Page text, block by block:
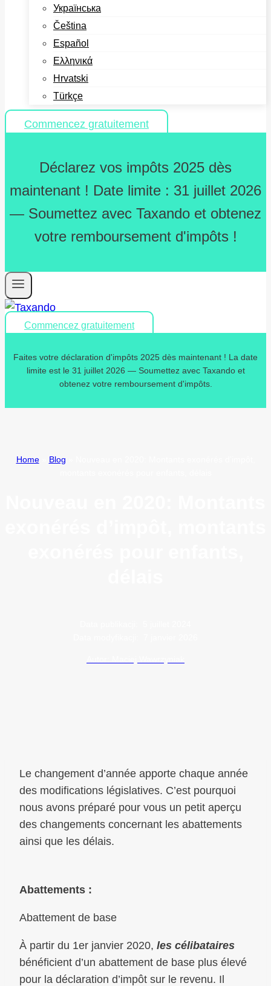
Українська
Čeština
Español
Ελληνικά
Hrvatski
Türkçe
Commencez gratuitement
Déclarez vos impôts 2025 dès
maintenant ! Date limite : 31 juillet 2026
— Soumettez avec Taxando et obtenez
votre remboursement d'impôts !
Commencez gratuitement
Faites votre déclaration d'impôts 2025 dès maintenant ! La date
limite est le 31 juillet 2026 — Soumettez avec Taxando et
obtenez votre remboursement d'impôts.
Home» Blog
Le changement d’année apporte chaque année
des modifications législatives. C’est pourquoi
nous avons préparé pour vous un petit aperçu
des changements concernant les abattements
ainsi que les délais.
Abattements :
Abattement de base
À partir du 1er janvier 2020, les célibataires
bénéficient d’un abattement de base plus élevé
pour la déclaration d’impôt sur le revenu. Il